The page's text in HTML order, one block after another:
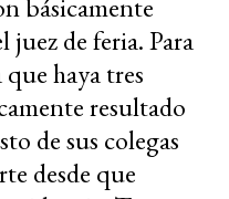
básicamente
juez de feria. Para
que haya tres
resultado
de sus colegas
desde que